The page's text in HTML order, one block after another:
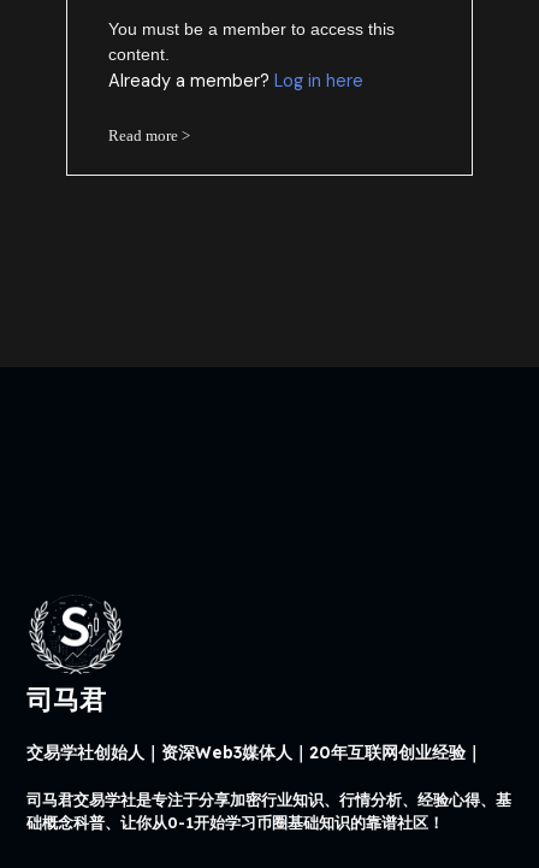
You must be a member to access this
content.
Already a member?Log in here
Read more >
司马君
交易学社创始人｜资深Web3媒体人｜20年互联网创业经验｜
司马君交易学社是专注于分享加密行业知识、行情分析、经验心得、基
础概念科普、让你从0-1开始学习币圈基础知识的靠谱社区！